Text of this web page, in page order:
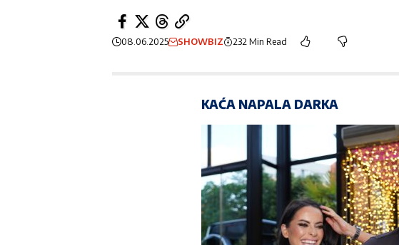
08.06.2025 SHOWBIZ 232 Min Read
KAĆA NAPALA DARKA